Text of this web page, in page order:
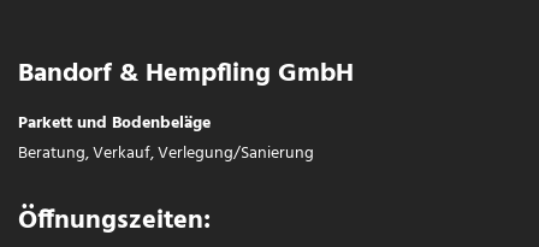
Bandorf & Hempfling GmbH
Parkett und Bodenbeläge
Beratung, Verkauf, Verlegung/Sanierung
Öffnungszeiten: